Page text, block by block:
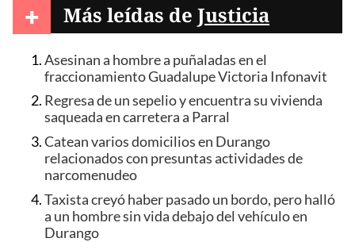
+ Más leídas de Justicia
Asesinan a hombre a puñaladas en el
fraccionamiento Guadalupe Victoria Infonavit
Regresa de un sepelio y encuentra su vivienda
saqueada en carretera a Parral
Catean varios domicilios en Durango
relacionados con presuntas actividades de
narcomenudeo
Taxista creyó haber pasado un bordo, pero halló
a un hombre sin vida debajo del vehículo en
Durango